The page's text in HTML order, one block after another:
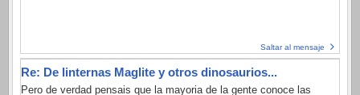
Saltar al mensaje
Re: De linternas Maglite y otros dinosaurios...
Pero de verdad pensais que la mayoria de la gente conoce las